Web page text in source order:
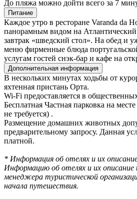
До пляжа можно дойти всего за 7
Питание
Каждое утро в ресторане Varanda da
панорамным видом на Атлантический
завтрак «шведский стол». На обед и
меню фирменные блюда
услугам гостей снэк-бар и кафе на
Дополнительная информация
В нескольких минутах ходьбы от
яхтенная пристань Орта.
Wi-Fi предоставляется в
Бесплатная Частная парковка на
не требуется) .
Размещение домашних животных
предварительному запросу. Данная
платной.
* Информация об отелях и их
Информацию об отелях и их
менеджера туристической
начала путешествия.